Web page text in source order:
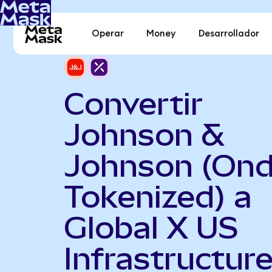
Operar Money Desarrollador
Convertir
Johnson &
Johnson
Tokenized) a
Global X US